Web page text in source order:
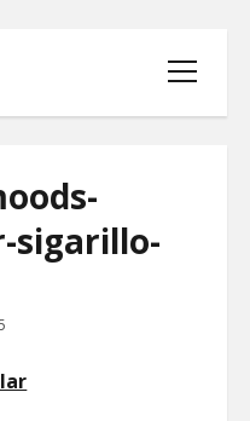
menüyü
aç
KASMA HILESI
sigarillo-